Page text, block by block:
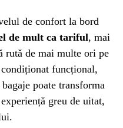
de confort la bord
de mult ca tariful, mai
rută de mai multe ori pe
funcțional,
poate transforma
greu de uitat,